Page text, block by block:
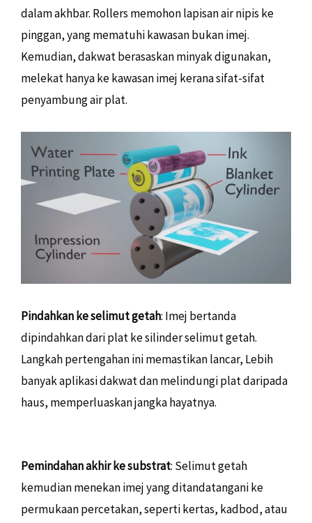
dalam akhbar. Rollers memohon lapisan air nipis ke
pinggan, yang mematuhi kawasan bukan imej.
Kemudian, dakwat berasaskan minyak digunakan,
melekat hanya ke kawasan imej kerana sifat-sifat
penyambung air plat.
Pindahkan ke selimut getah: Imej bertanda
dipindahkan dari plat ke silinder selimut getah.
Langkah pertengahan ini memastikan lancar, Lebih
banyak aplikasi dakwat dan melindungi plat daripada
haus, memperluaskan jangka hayatnya.
Pemindahan akhir ke substrat: Selimut getah
kemudian menekan imej yang ditandatangani ke
permukaan percetakan, seperti kertas, kadbod, atau